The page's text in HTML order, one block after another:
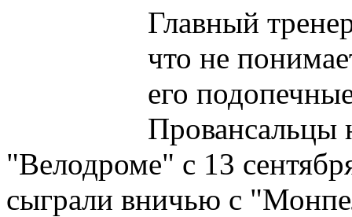
Главный
что не
его
Провансальцы
"Велодроме" с 13
сыграли вничью с